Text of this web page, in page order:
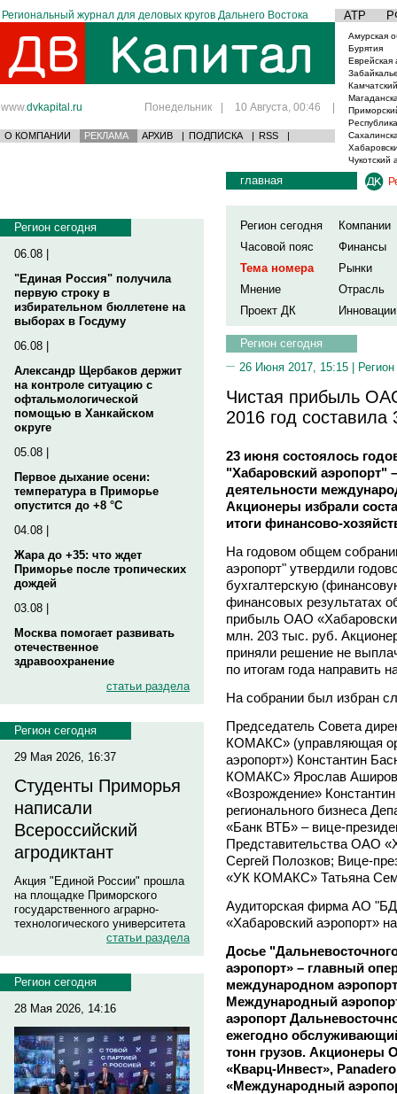
Региональный журнал для деловых кругов Дальнего Востока АТР
www.dvkapital.ru Понедельник | 10 Августа, 00:46 |
О КОМПАНИИ РЕКЛАМА АРХИВ | ПОДПИСКА | RSS |
Амурская
Бурятия
Еврейская
Чукотский
Регион сегодня
06.08 |
"Единая Россия" получила
первую строку в
избирательном бюллетене на
выборах в Госдуму
06.08 |
Александр Щербаков держит
на контроле ситуацию с
офтальмологической
помощью в Ханкайском
округе
05.08 |
Первое дыхание осени:
температура в Приморье
опустится до +8 °C
04.08 |
Жара до +35: что ждет
Приморье после тропических
дождей
03.08 |
Москва помогает развивать
отечественное
здравоохранение
статьи раздела
Регион сегодня
29 Мая 2026, 16:37
Студенты Приморья
написали
Всероссийский
агродиктант
Акция "Единой России" прошла
на площадке Приморского
государственного аграрно-
технологического университета
статьи раздела
Регион сегодня
28 Мая 2026, 14:16
главная
Регион сегодня
Компании
Часовой пояс
Финансы
Тема номера
Рынки
Мнение
Отрасль
Проект ДК
Инновации
Регион сегодня
26 Июня 2017, 15:15 |
Чистая прибыль
2016 год
23 июня состоялось
"Хабаровский аэропорт"
деятельности
Акционеры избрали
итоги финансово-
На годовом общем
аэропорт" утвердили
бухгалтерскую
финансовых результатах
прибыль ОАО
млн. 203 тыс. руб.
приняли решение не
по итогам года направить
На собрании был избран
Председатель Совета
КОМАКС» (управляющая
аэропорт») Константин
КОМАКС» Ярослав
«Возрождение»
регионального бизнеса
«Банк ВТБ» – вице-
Представительства ОАО
Сергей Полозков; Вице-
«УК КОМАКС» Татьяна
Аудиторская фирма АО
«Хабаровский аэропорт»
Досье
аэропорт» – главный
международном
Международный
аэропорт
ежегодно
тонн грузов. Акционеры
«Кварц-Инвест»,
«Международный